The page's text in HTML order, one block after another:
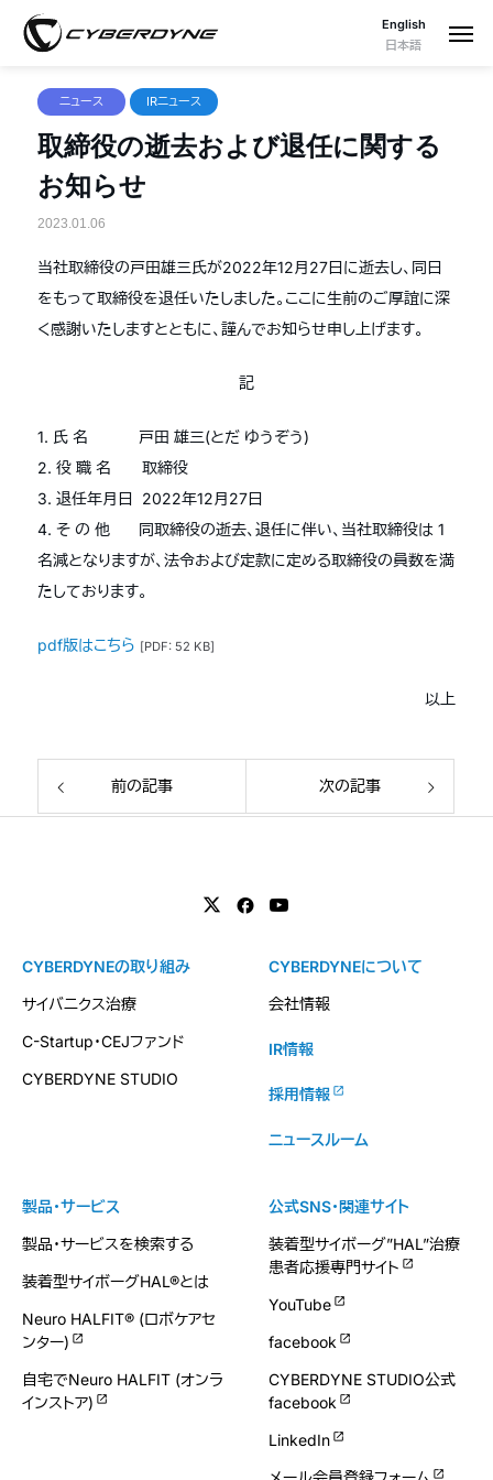
English
日本語
ニュース IRニュース
取締役の逝去および退任に関する
お知らせ
2023.01.06
当社取締役の戸田雄三氏が2022年12月27日に逝去し、同日
をもって取締役を退任いたしました。ここに生前のご厚誼に深
く感謝いたしますとともに、謹んでお知らせ申し上げます。
記
1. 氏 名 戸田 雄三(とだ ゆうぞう)
2. 役 職 名 取締役
3. 退任年月日 2022年12月27日
4. そ の 他 同取締役の逝去、退任に伴い、当社取締役は 1
名減となりますが、法令および定款に定める取締役の員数を満
たしております。
pdf版はこちら [PDF: 52 KB]
以上
前の記事 次の記事
製品・サービス
製品・サービスを検索する
装着型サイボーグHAL®とは
Neuro HALFIT® (ロボケアセ
ンター)
自宅でNeuro HALFIT (オンラ
インストア)
CYBERDYNEの取り組み
サイバニクス治療
C-Startup・CEJファンド
CYBERDYNE STUDIO
CYBERDYNEについて
会社情報
IR情報
採用情報
ニュースルーム
公式SNS・関連サイト
装着型サイボーグ”HAL”治療
患者応援専門サイト
YouTube
facebook
CYBERDYNE STUDIO公式
facebook
LinkedIn